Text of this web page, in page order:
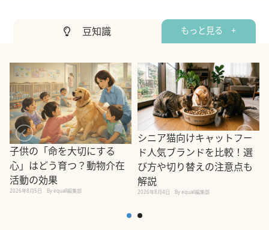
豆知識 もっと見る +
子供の「命を大切にする
心」はどう育つ？動物介在
活動の効果
2026年8月5日 By equall編集部
シニア猫向けキャットフー
ド人気ブランドを比較！選
び方や切り替えの注意点も
解説
2026年8月4日 By equall編集部